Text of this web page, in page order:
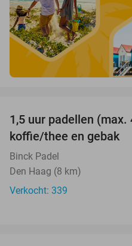
1,5 uur padellen (max.
koffie/thee en gebak
Binck Padel
Den Haag (8 km)
Verkocht: 339